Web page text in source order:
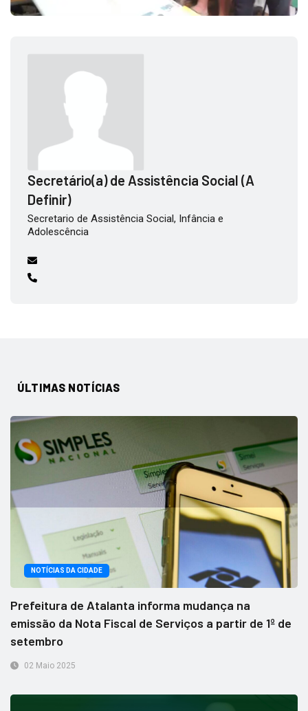
Secretário(a) de Assistência Social (A
Definir)
Secretario de Assistência Social, Infância e
Adolescência
ÚLTIMAS NOTÍCIAS
NOTÍCIAS DA CIDADE
Prefeitura de Atalanta informa mudança na
emissão da Nota Fiscal de Serviços a partir de 1º de
setembro
02 Maio 2025